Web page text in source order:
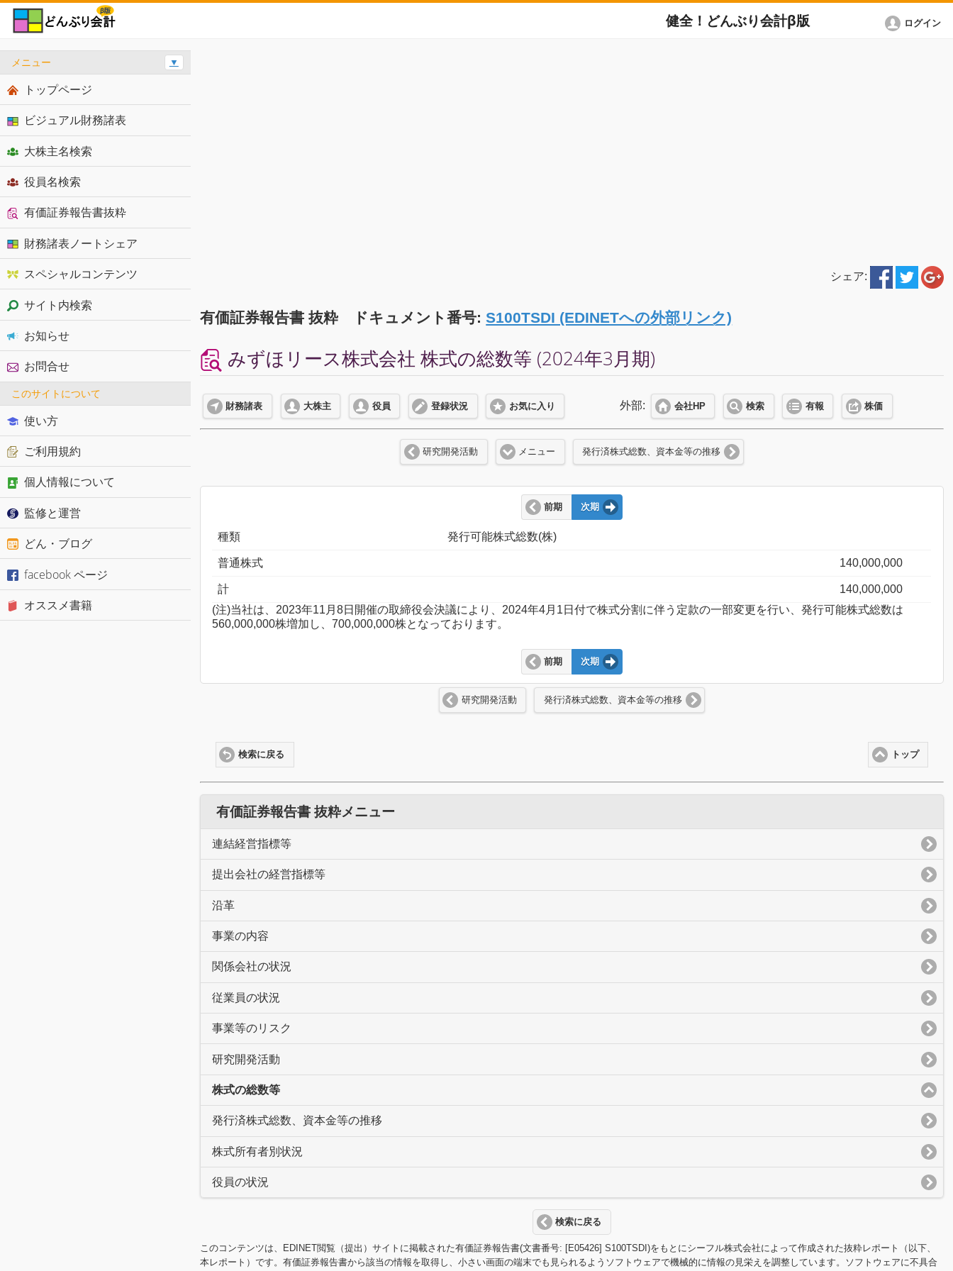
健全！どんぶり会計β版 ログイン
シェア:
有価証券報告書 抜粋 ドキュメント番号:S100TSDI (EDINETへの外部リンク)
みずほリース株式会社 株式の総数等 (2024年3月期)
財務諸表 大株主 役員 登録状況 お気に入り 外部: 会社HP 検索 有報 株価
研究開発活動 メニュー 発行済株式総数、資本金等の推移
前期 次期
種類 発行可能株式総数(株)
普通株式 140,000,000
計
140,000,000
(注)当社は、2023年11月8日開催の取締役会決議により、2024年4月1日付で株式分割に伴う定款の一部変更を行い、発行可能株式総数は
560,000,000株増加し、700,000,000株となっております。
前期 次期
研究開発活動 発行済株式総数、資本金等の推移
トップ
検索に戻る
有価証券報告書 抜粋メニュー
連結経営指標等
提出会社の経営指標等
沿革
事業の内容
関係会社の状況
従業員の状況
事業等のリスク
研究開発活動
株式の総数等
発行済株式総数、資本金等の推移
株式所有者別状況
役員の状況
検索に戻る
このコンテンツは、EDINET閲覧（提出）サイトに掲載された有価証券報告書(文書番号: [E05426] S100TSDI)をもとにシーフル株式会社によって作成された抜粋レポート（以下、
本レポート）です。有価証券報告書から該当の情報を取得し、小さい画面の端末でも見られるようソフトウェアで機械的に情報の見栄えを調整しています。ソフトウェアに不具合
メニュー ▼
トップページ
ビジュアル財務諸表
大株主名検索
役員名検索
有価証券報告書抜粋
財務諸表ノートシェア
スペシャルコンテンツ
サイト内検索
お知らせ
お問合せ
このサイトについて
使い方
ご利用規約
個人情報について
監修と運営
どん・ブログ
facebook ページ
オススメ書籍